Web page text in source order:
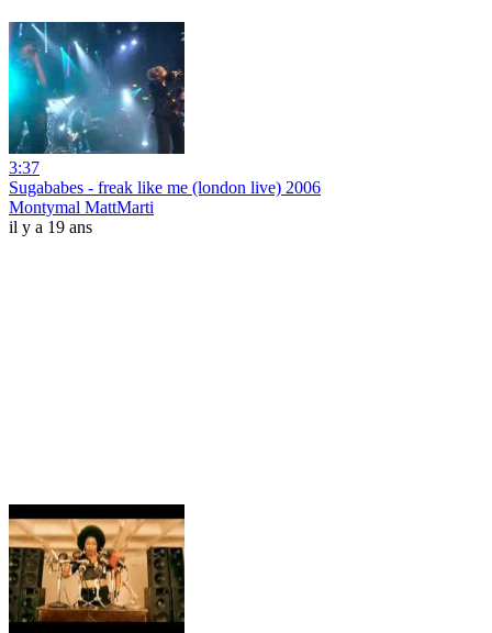
3:37
Sugababes - freak like me (london live) 2006
Montymal MattMarti
il y a 19 ans